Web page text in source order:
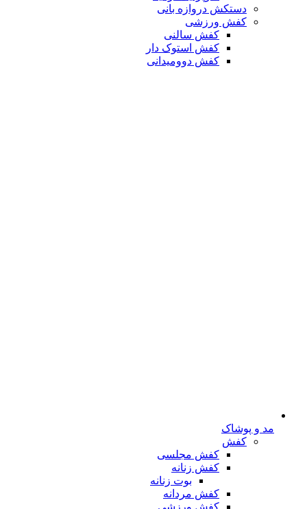
دستکش دروازه بانی
کفش ورزشی
کفش سالنی
کفش استوک دار
کفش دوومیدانی
مد و پوشاک
کفش
کفش مجلسی
کفش زنانه
بوت زنانه
کفش مردانه
کفش ورزشی